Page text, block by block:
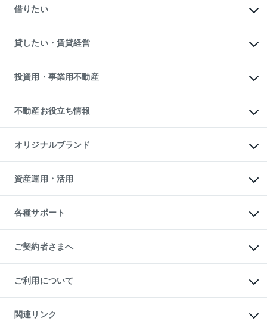
中古一戸建ての購入
不動産購入の流れ
注目キーワード物件特集
購入ガイド
English 繁体中文簡体中文
一戸建ての売却・査定
土地の売却・査定
スピードAI査定
不動産査定について
不動産売却の流れ
不動産買換えの流れ
売却ガイド
借りたい
オフィス・店舗の賃貸
借りるときの流れ
借りるガイド
貸したい・賃貸経営
マンション賃料データ
賃貸管理プラン
リロケーションについて
貸すガイド
投資用・事業用不動産
事業用不動産
マンション投資
投資用マンション
アパート経営
収益物件
ビル購入（ビル一棟）
投資用不動産の売却査定
事業用不動産の売却査定
不動産お役立ち情報
マンションライブラリー
人気マンションランキング
暮らしに役立つ不動産メディア
不動産相場・不動産価格情報
不動産コラム・ニュース
不動産用語集
不動産なんでもネット相談室
住まいの税金
オリジナルブランド
一棟リノベーションマンション
L`GENTE（ルジェンテ）
区分リノベーションマンション
投資用一棟レジデンスWELL
不動産小口投資
LEGACIA（レガシア）
資産運用・活用
不動産M&A
アセットマネジメント・出資
各種サポート
相続サポート
リフォームサポート
ご契約者さまへ
ご紹介・再契約特典
入居者様専用-各種ご案内（賃貸）
東急こすもす会「こすもすWeb」
ご利用について
金融商品取引について
東急リバブル ソーシャルメディアポリシー
関連リンク